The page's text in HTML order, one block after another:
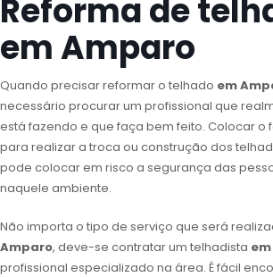
Reforma de
em Amparo
Quando precisar reformar o telhado em
necessário procurar um profissional que
está fazendo e que faça bem feito. Colocar o
para realizar a troca ou construção dos
pode colocar em risco a segurança das
naquele ambiente.
Não importa o tipo de serviço que será
Amparo, deve-se contratar um telhadista
profissional especializado na área. É fácil